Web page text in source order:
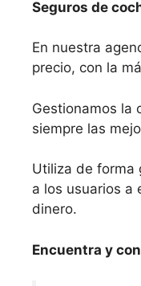
Seguros de
En nuestra
precio, con la
Gestionamos la
siempre las
Utiliza de forma
a los usuarios a
dinero.
Encuentra y